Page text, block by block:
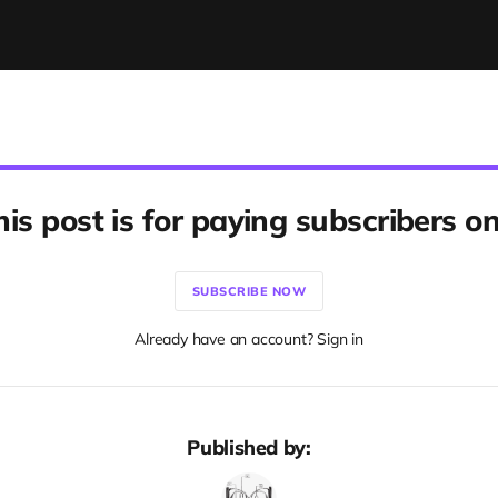
post is for paying subscribers
SUBSCRIBE NOW
Already have an account? Sign in
Published by: